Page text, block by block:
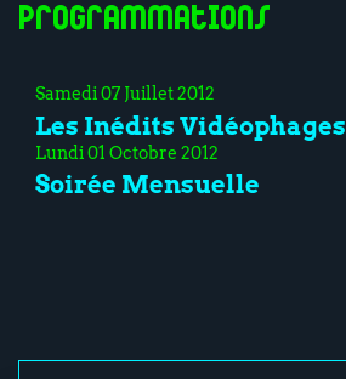
Programmations
Samedi 07 Juillet 2012
Les Inédits Vidéophages
Lundi 01 Octobre 2012
Soirée Mensuelle